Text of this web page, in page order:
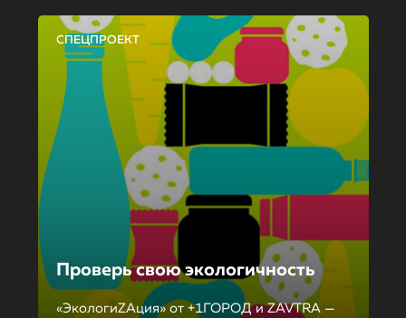
СПЕЦПРОЕКТ
Проверь свою экологичность
«ЭкологиZAция» от +1ГОРОД и ZAVTRA —